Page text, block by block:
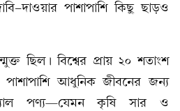
দাওয়ার পাশাপাশি কিছু ছাড়ও
ছিল। বিশ্বের প্রায় ২০ শতাংশ
আধুনিক জীবনের জন্য
পণ্য—যেমন কৃষি সার ও